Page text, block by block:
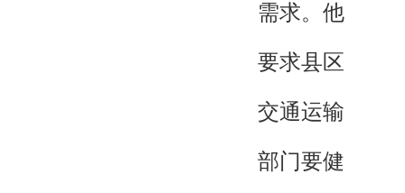
需求。他
要求县区
交通运输
部门要健